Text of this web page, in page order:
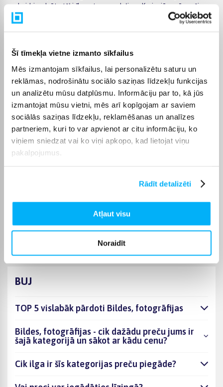
Šī tīmekļa vietne izmanto sīkfailus
Mēs izmantojam sīkfailus, lai personalizētu saturu un
reklāmas, nodrošinātu sociālo saziņas līdzekļu funkcijas
un analizētu mūsu datplūsmu. Informāciju par to, kā jūs
izmantojat mūsu vietni, mēs arī kopīgojam ar saviem
sociālās saziņas līdzekļu, reklamēšanas un analīzes
partneriem, kuri to var apvienot ar citu informāciju, ko
viņiem sniedzat vai ko viņi apkopo, kad lietojat viņu
pakalpojumus.
Rādīt detalizēti
Atļaut visu
Noraidīt
skaidri redzēt atšķirības starp modeļiem. Kreisajā pusē esošie
filtri palīdz sašaurināt kategorijas Bildes, fotogrāfijas izvēli
piedāvājumus. Atverot konkrētās preces lapu, atradīsiet
detalizētāku informāciju par tehniskajiem datiem, piegādes
termiņu, apmaksas veidiem un pirkuma nosacījumiem, tāpēc
lēmumu pieņemt būs vieglāk.
Lielākas vērtības pirkumiem BIGBOX.LV piedāvā ērtu apmaksu
pa daļām – par pirkumu iespējams norēķināties 6 vienādos
maksājumos. Tas ļauj ērtāk plānot izdevumus un izvēlēties sev
piemērotu apmaksas veidu. Pasūtījumi tiek piegādāti visā
Latvijā: piegāde uz pakomātiem maksā no 2,99 €, bet
pasūtījumiem virs 499 € piegāde uz pakomātu ir bez maksas;
kurjera piegādes cena sākas no 3,99 €. Precīzs katras preces
Izvēloties piemērotu preci no kategorijas Bildes, fotogrāfijas,
termiņā un pirkumu internetā varētu saņemt bez liekas
kavēšanās.
BUJ
TOP 5 vislabāk pārdoti Bildes, fotogrāfijas
Bildes, fotogrāfijas - cik dažādu preču jums ir
šajā kategorijā un sākot ar kādu cenu?
Cik ilga ir šīs kategorijas preču piegāde?